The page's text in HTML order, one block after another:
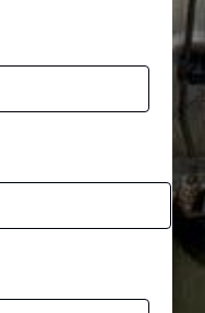
s
s
a
e